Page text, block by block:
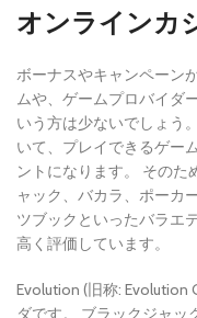
オンラインカ
ボーナスやキャンペーン
ムや、ゲームプロバイダ
いう方は少ないでしょう
いて、プレイできるゲー
ントになります。 そのた
ャック、バカラ、ポーカ
ツブックといったバラエ
高く評価しています。
Evolution (旧称: Evolution